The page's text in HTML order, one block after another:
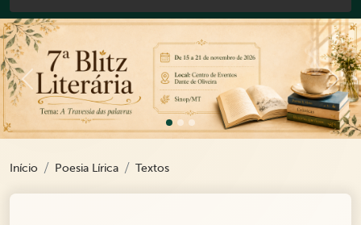
Previous
Início Poesia Lírica Textos